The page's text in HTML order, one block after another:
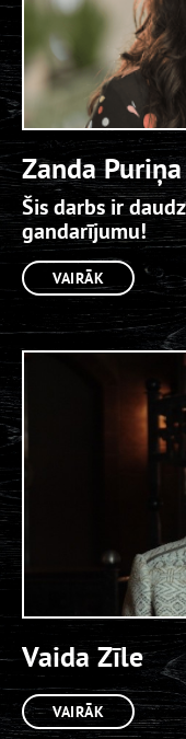
Zanda Puriņa
Šis darbs ir
gandarījumu!
VAIRĀK
Vaida Zīle
VAIRĀK